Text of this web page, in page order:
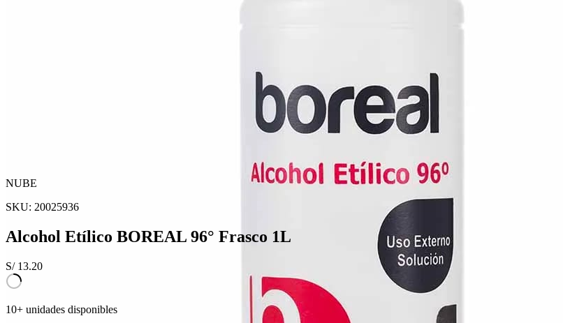
NUBE
SKU: 20025936
Alcohol Etílico BOREAL 96° Frasco 1L
S/ 13.20
10+ unidades disponibles